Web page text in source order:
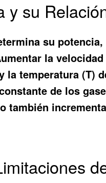
su
su
la
temperatura (T)
constante de los
también